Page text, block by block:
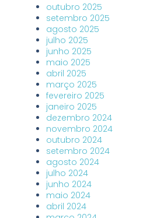
outubro 2025
setembro 2025
agosto 2025
julho 2025
junho 2025
maio 2025
abril 2025
março 2025
fevereiro 2025
janeiro 2025
dezembro 2024
novembro 2024
outubro 2024
setembro 2024
agosto 2024
julho 2024
junho 2024
maio 2024
abril 2024